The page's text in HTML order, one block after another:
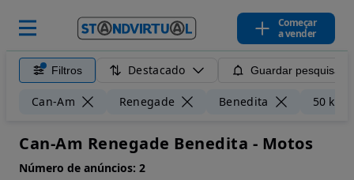
Começar
a vender
Filtros Destacado Guardar pesquisa
Can-Am Renegade Benedita 50 km
Can-Am Renegade Benedita - Motos
Número de anúncios: 2